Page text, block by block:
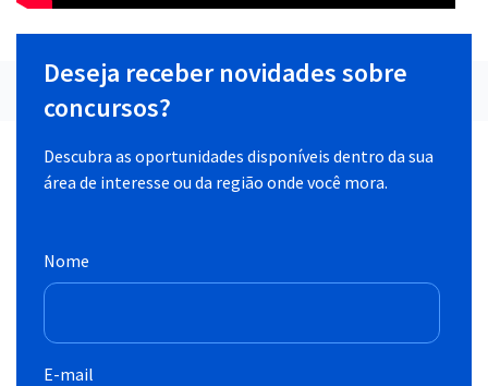
Deseja receber novidades sobre
concursos?
Descubra as oportunidades disponíveis dentro da sua
área de interesse ou da região onde você mora.
Nome
E-mail